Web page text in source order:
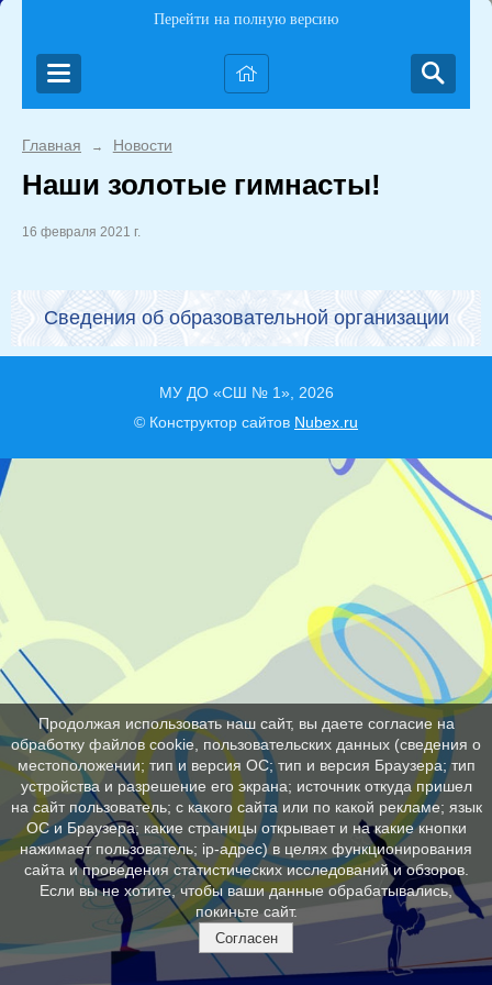
Перейти на полную версию
Главная → Новости
Наши золотые гимнасты!
16 февраля 2021 г.
Сведения об образовательной организации
МУ ДО «СШ № 1», 2026
© Конструктор сайтов Nubex.ru
Продолжая использовать наш сайт, вы даете согласие на
обработку файлов cookie, пользовательских данных (сведения о
местоположении; тип и версия ОС; тип и версия Браузера; тип
устройства и разрешение его экрана; источник откуда пришел
на сайт пользователь; с какого сайта или по какой рекламе; язык
ОС и Браузера; какие страницы открывает и на какие кнопки
нажимает пользователь; ip-адрес) в целях функционирования
сайта и проведения статистических исследований и обзоров.
Если вы не хотите, чтобы ваши данные обрабатывались,
покиньте сайт.
Согласен